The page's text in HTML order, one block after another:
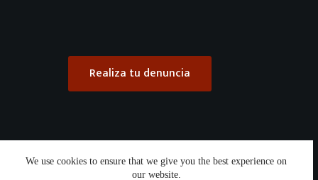
We use cookies to ensure that we give you the best experience on
our website.
Realiza tu denuncia